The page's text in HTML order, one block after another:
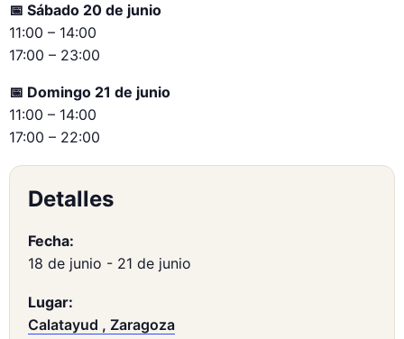
📅 Sábado 20 de junio
11:00 – 14:00
17:00 – 23:00
📅 Domingo 21 de junio
11:00 – 14:00
17:00 – 22:00
Detalles
Fecha:
18 de junio - 21 de junio
Lugar:
Calatayud , Zaragoza